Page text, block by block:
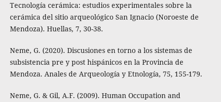
Tecnología cerámica: estudios experimentales sobre la
cerámica del sitio arqueológico San Ignacio (Noroeste de
Mendoza). Huellas, 7, 30-38.
Neme, G. (2020). Discusiones en torno a los sistemas de
subsistencia pre y post hispánicos en la Provincia de
Mendoza. Anales de Arqueología y Etnología, 75, 155-179.
Neme, G. & Gil, A.F. (2009). Human Occupation and